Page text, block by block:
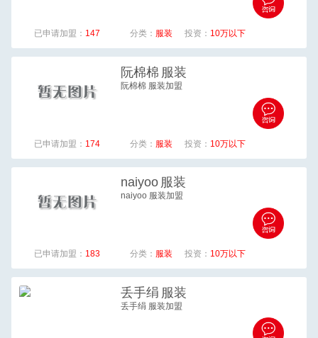
已申请加盟： 147 分类： 服装 投资： 10万以下
阮棉棉 服装
阮棉棉 服装加盟
已申请加盟： 174 分类： 服装 投资： 10万以下
naiyoo 服装
naiyoo 服装加盟
已申请加盟： 183 分类： 服装 投资： 10万以下
丢手绢 服装
丢手绢 服装加盟